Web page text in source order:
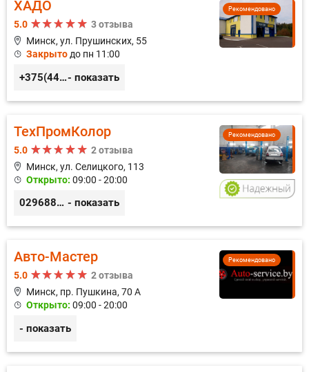
Рекомендовано
ХАДО
5.0
3 отзыва
Минск, ул. Прушинских, 55
Закрыто до пн 11:00
+375(44) 559-27-77- показать
Рекомендовано
ТехПромКолор
5.0
2 отзыва
Минск, ул. Селицкого, 113
Открыто: 09:00 - 20:00
0296889898 - показать
Рекомендовано
Авто-Мастер
5.0
2 отзыва
Минск, пр. Пушкина, 70 А
Открыто: 09:00 - 20:00
- показать